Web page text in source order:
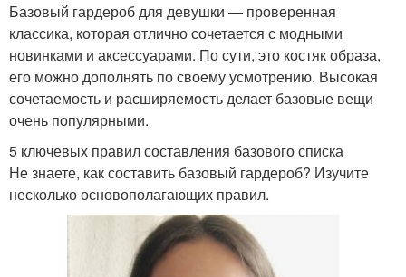
Базовый гардероб для девушки — проверенная
классика, которая отлично сочетается с модными
новинками и аксессуарами. По сути, это костяк образа,
его можно дополнять по своему усмотрению. Высокая
сочетаемость и расширяемость делает базовые вещи
очень популярными.
5 ключевых правил составления базового списка
Не знаете, как составить базовый гардероб? Изучите
несколько основополагающих правил.